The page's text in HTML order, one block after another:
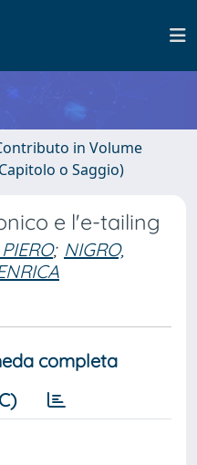
in Volume
o Saggio)
e l'e-tailing
; NIGRO,
completa